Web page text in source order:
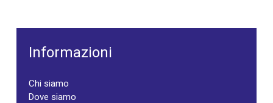
Informazioni
Chi siamo
Dove siamo